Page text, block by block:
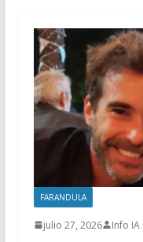
FARANDULA
julio 27, 2026 Info IA